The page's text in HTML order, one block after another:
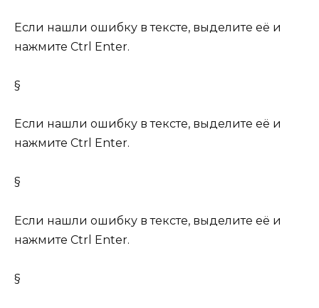
Если нашли ошибку в тексте, выделите её и
нажмите Ctrl Enter.
§
Если нашли ошибку в тексте, выделите её и
нажмите Ctrl Enter.
§
Если нашли ошибку в тексте, выделите её и
нажмите Ctrl Enter.
§